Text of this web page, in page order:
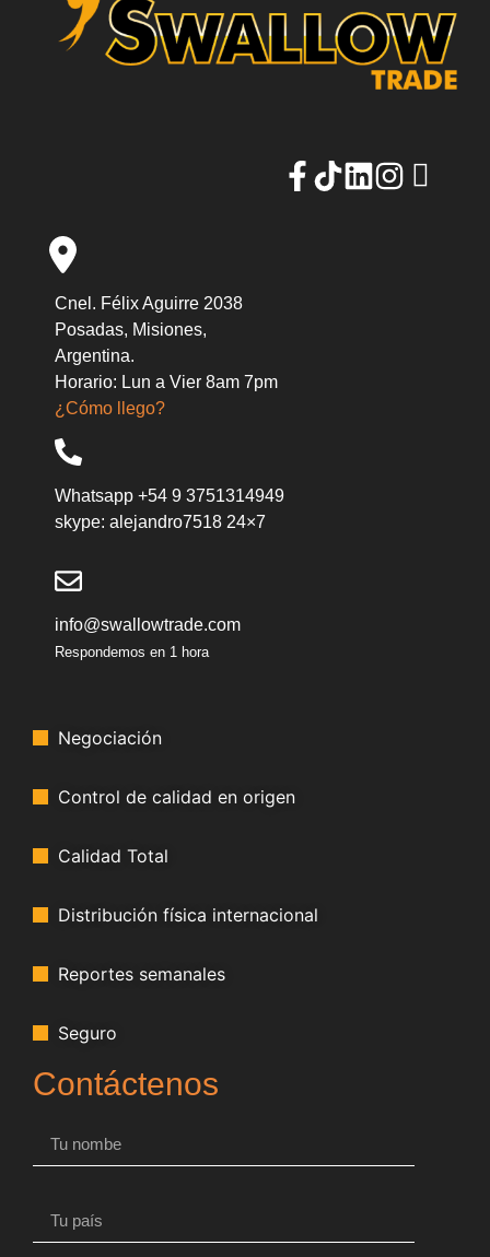
Cnel. Félix Aguirre 2038
Posadas, Misiones,
Argentina.
Horario: Lun a Vier 8am 7pm
¿Cómo llego?
Whatsapp +54 9 3751314949
skype: alejandro7518 24×7
info@swallowtrade.com
Respondemos en 1 hora
Negociación
Control de calidad en origen
Calidad Total
Distribución física internacional
Reportes semanales
Seguro
Contáctenos